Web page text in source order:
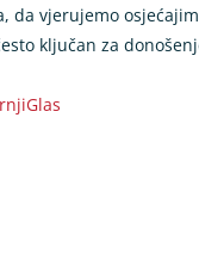
da vjerujemo
ključan za